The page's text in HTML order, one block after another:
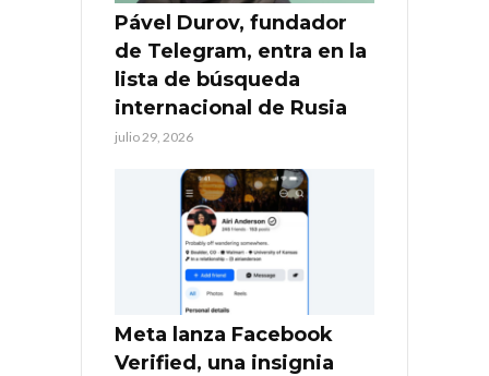
Pável Durov, fundador
de Telegram, entra en la
lista de búsqueda
internacional de Rusia
julio 29, 2026
Meta lanza Facebook
Verified, una insignia